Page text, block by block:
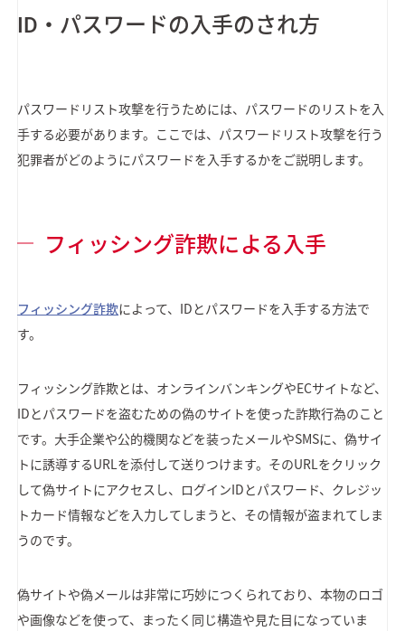
ID・パスワードの入手のされ方
パスワードリスト攻撃を行うためには、パスワードのリストを入
手する必要があります。ここでは、パスワードリスト攻撃を行う
犯罪者がどのようにパスワードを入手するかをご説明します。
フィッシング詐欺による入手
フィッシング詐欺によって、IDとパスワードを入手する方法で
す。
フィッシング詐欺とは、オンラインバンキングやECサイトなど、
IDとパスワードを盗むための偽のサイトを使った詐欺行為のこと
です。大手企業や公的機関などを装ったメールやSMSに、偽サイ
トに誘導するURLを添付して送りつけます。そのURLをクリック
して偽サイトにアクセスし、ログインIDとパスワード、クレジッ
トカード情報などを入力してしまうと、その情報が盗まれてしま
うのです。
偽サイトや偽メールは非常に巧妙につくられており、本物のロゴ
や画像などを使って、まったく同じ構造や見た目になっていま